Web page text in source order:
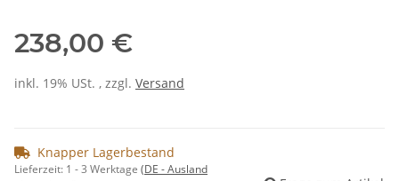
238,00 €
inkl. 19% USt. , zzgl. Versand
Knapper Lagerbestand
Lieferzeit: 1 - 3 Werktage (DE - Ausland